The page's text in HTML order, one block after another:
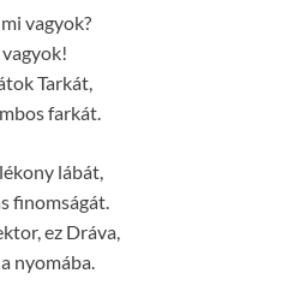
vagyok?
Tarkát,
farkát.
lábát,
finomságát.
ez Dráva,
nyomába.